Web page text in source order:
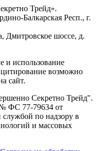
Трейд».
Балкарская Респ., г.
Дмитровское шоссе, д.
и использование
возможно
сайт.
Секретно Трейд".
№ ФС 77-79634 от
по надзору в
и массовых